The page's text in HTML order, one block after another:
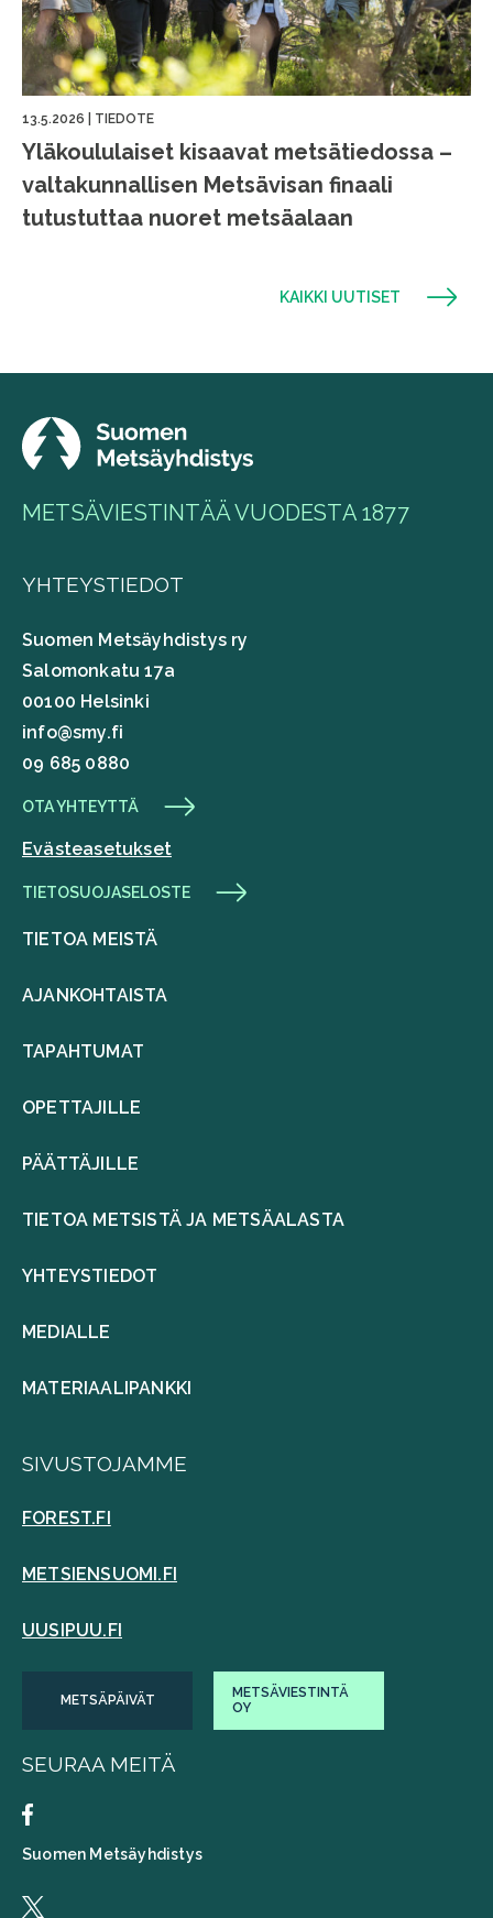
13.5.2026 TIEDOTE
Yläkoululaiset kisaavat metsätiedossa –
valtakunnallisen Metsävisan finaali
tutustuttaa nuoret metsäalaan
KAIKKI UUTISET
METSÄVIESTINTÄÄ VUODESTA 1877
YHTEYSTIEDOT
Suomen Metsäyhdistys ry
Salomonkatu 17a
00100 Helsinki
info@smy.fi
09 685 0880
OTA YHTEYTTÄ
Evästeasetukset
TIETOSUOJASELOSTE
TIETOA MEISTÄ
AJANKOHTAISTA
TAPAHTUMAT
OPETTAJILLE
PÄÄTTÄJILLE
TIETOA METSISTÄ JA METSÄALASTA
YHTEYSTIEDOT
MEDIALLE
MATERIAALIPANKKI
SIVUSTOJAMME
FOREST.FI
METSIENSUOMI.FI
UUSIPUU.FI
METSÄPÄIVÄT
METSÄVIESTINTÄ
OY
SEURAA MEITÄ
Suomen Metsäyhdistys